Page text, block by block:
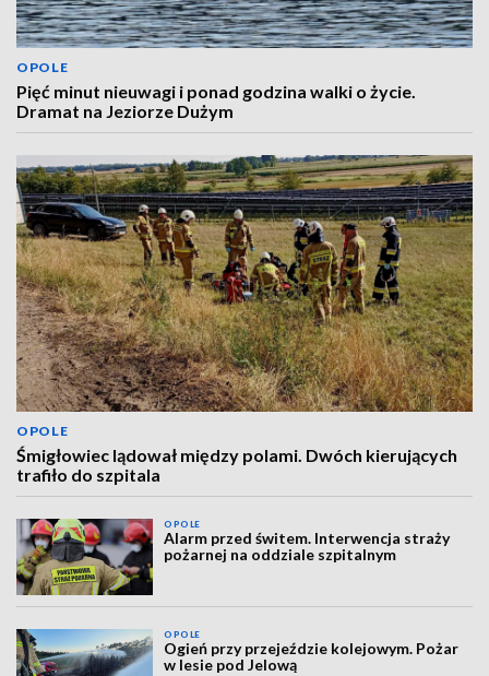
OPOLE
Pięć minut nieuwagi i ponad godzina walki o życie.
Dramat na Jeziorze Dużym
OPOLE
Śmigłowiec lądował między polami. Dwóch kierujących
trafiło do szpitala
OPOLE
Alarm przed świtem. Interwencja straży
pożarnej na oddziale szpitalnym
OPOLE
Ogień przy przejeździe kolejowym. Pożar
w lesie pod Jelową